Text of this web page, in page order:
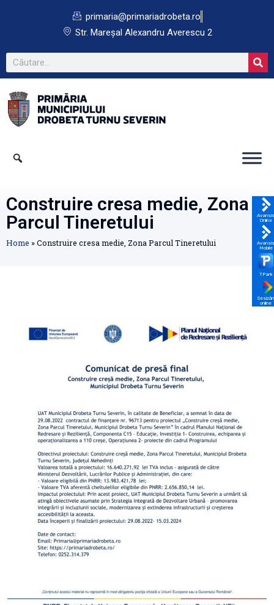
primaria@primariadrobeta.ro
Str. Mareșal Alexandru Averescu 2
Construire cresa medie, Zona
Parcul Tineretului
Home »Construire cresa medie, Zona Parcul Tineretului
Avansis
Online
Avansis
Mobile
TPark
Sesizări
online